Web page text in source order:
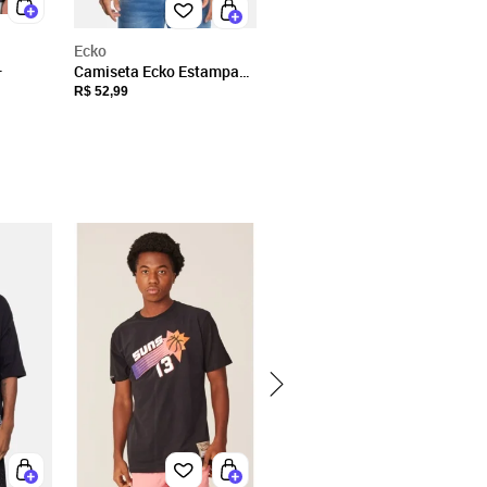
Ecko
Camiseta Ecko Estampada
Preta
R$ 52,99